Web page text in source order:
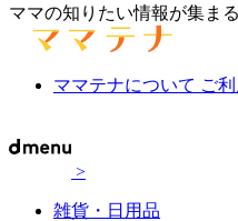
ママの知りたい情報が集ま
ママテナについて ご
>
雑貨・日用品